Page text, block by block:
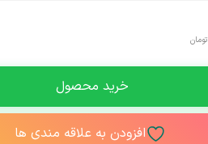
تومان
خرید محصول
افزودن به علاقه مندی ها